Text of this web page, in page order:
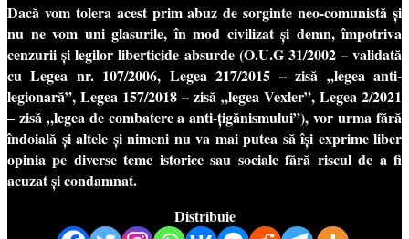
Dacă vom tolera acest prim abuz de sorginte neo-comunistă și
nu ne vom uni glasurile, în mod civilizat și demn, împotriva
cenzurii și legilor liberticide absurde (O.U.G 31/2002 – validată
cu Legea nr. 107/2006, Legea 217/2015 – zisă „legea anti-
legionară”, Legea 157/2018 – zisă „legea Vexler”, Legea 2/2021
– zisă „legea de combatere a anti-țigănismului”), vor urma fără
îndoială și altele și nimeni nu va mai putea să își exprime liber
opinia pe diverse teme istorice sau sociale fără riscul de a fi
acuzat și condamnat.
Distribuie